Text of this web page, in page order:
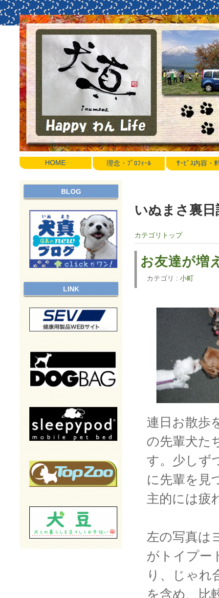
HOME 理念・ﾌﾟﾛﾌｨｰﾙ ｻｰﾋﾞｽ内容・
いぬまさ裏
カテゴリトップ
お友達が増
カテゴリ : 小町
連日お散歩
の先輩犬た
す。少しず
に先輩を見
主的には疲
左の写真は
がトイプー
り、じゃれ
を含め、比
BLOG
LINK